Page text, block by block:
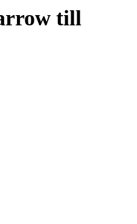
till